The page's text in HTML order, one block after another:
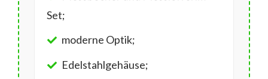
Set;
moderne Optik;
Edelstahlgehäuse;